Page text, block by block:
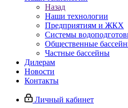
Назад
Наши технологии
Предприятиям и ЖКХ
Системы
Общественные
Частные бассейны
Дилерам
Новости
Контакты
Личный кабинет